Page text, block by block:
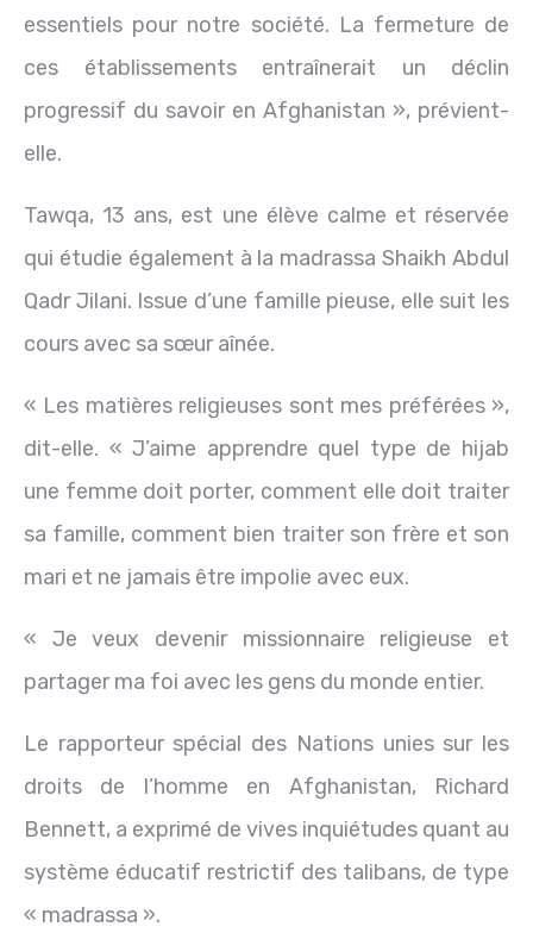
essentiels pour notre société. La fermeture de
ces établissements entraînerait un déclin
progressif du savoir en Afghanistan », prévient-
elle.
Tawqa, 13 ans, est une élève calme et réservée
qui étudie également à la madrassa Shaikh Abdul
Qadr Jilani. Issue d’une famille pieuse, elle suit les
cours avec sa sœur aînée.
« Les matières religieuses sont mes préférées »,
dit-elle. « J’aime apprendre quel type de hijab
une femme doit porter, comment elle doit traiter
sa famille, comment bien traiter son frère et son
mari et ne jamais être impolie avec eux.
« Je veux devenir missionnaire religieuse et
partager ma foi avec les gens du monde entier.
Le rapporteur spécial des Nations unies sur les
droits de l’homme en Afghanistan, Richard
Bennett, a exprimé de vives inquiétudes quant au
système éducatif restrictif des talibans, de type
« madrassa ».